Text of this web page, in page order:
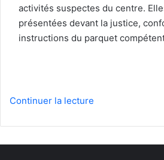
activités suspectes du centre.
présentées devant la justice,
instructions du parquet
Continuer la lecture